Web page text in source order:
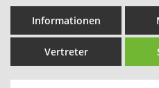
Informationen
Vertreter